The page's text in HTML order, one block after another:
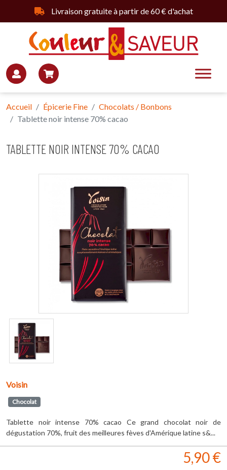
Livraison gratuite à partir de 60 € d'achat
Accueil Épicerie Fine
Chocolats / Bonbons
Tablette noir intense 70% cacao
TABLETTE NOIR INTENSE 70% CACAO
Voisin
Chocolat
Tablette noir intense 70% cacao Ce grand chocolat noir de
dégustation 70%, fruit des meilleures fèves d'Amérique latine s&...
5,90 €